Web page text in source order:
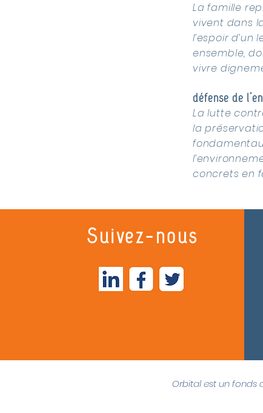
La famille
vivent dans
l’espoir
ensemble,
vivre
défense de
La lutte
la
concrets en
Suivez-nous
Orbital est un fonds